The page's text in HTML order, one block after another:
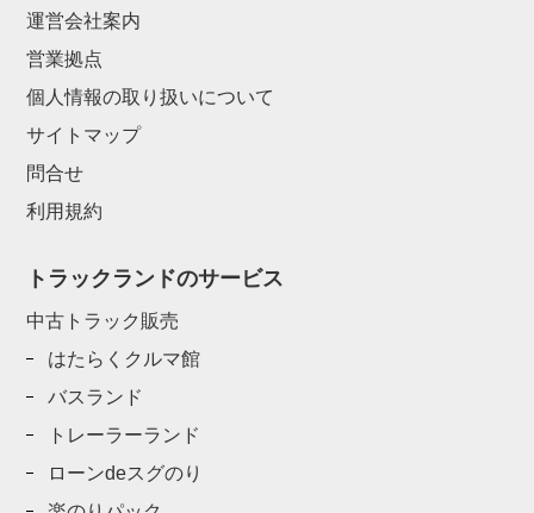
運営会社案内
営業拠点
個人情報の取り扱いについて
サイトマップ
問合せ
利用規約
トラックランドのサービス
中古トラック販売
はたらくクルマ館
バスランド
トレーラーランド
ローンdeスグのり